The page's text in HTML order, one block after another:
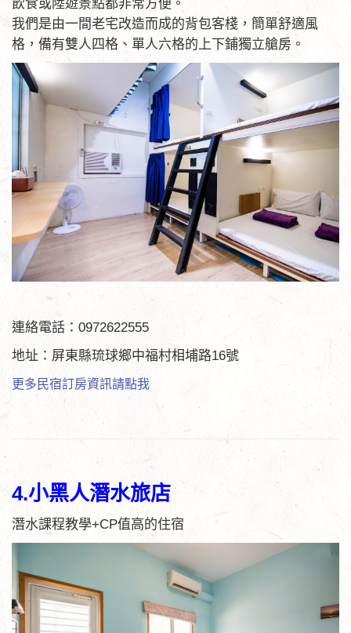
飲食或陸遊景點都非常方便。
我們是由一間老宅改造而成的背包客棧，簡單舒適風
格，備有雙人四格、單人六格的上下鋪獨立艙房。
連絡電話：0972622555
地址：屏東縣琉球鄉中福村相埔路16號
更多民宿訂房資訊請點我
4.小黑人潛水旅店
潛水課程教學+CP值高的住宿